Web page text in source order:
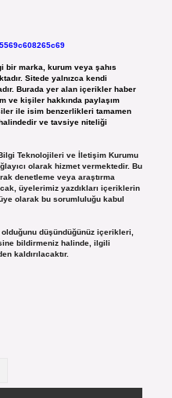
bir marka, kurum veya şahıs
Sitede yalnızca kendi
Burada yer alan içerikler haber
ve kişiler hakkında paylaşım
ile isim benzerlikleri tamamen
ve tavsiye niteliği
Teknolojileri ve İletişim Kurumu
olarak hizmet vermektedir. Bu
denetleme veya araştırma
üyelerimiz yazdıkları içeriklerin
olarak bu sorumluluğu kabul
olduğunu düşündüğünüz içerikleri,
bildirmeniz halinde, ilgili
kaldırılacaktır.